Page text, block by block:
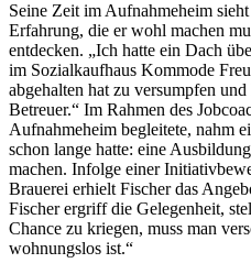
Seine Zeit im Aufnahmeheim
Erfahrung, die er wohl machen
entdecken. „Ich hatte ein Dach
im Sozialkaufhaus Kommode
abgehalten hat zu versumpfen
Betreuer.“ Im Rahmen des
Aufnahmeheim begleitete, nahm
schon lange hatte: eine
machen. Infolge einer
Brauerei erhielt Fischer das
Fischer ergriff die Gelegenheit,
Chance zu kriegen, muss man
wohnungslos ist.“